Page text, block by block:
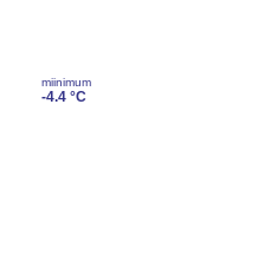
miinimum
-4.4 °C